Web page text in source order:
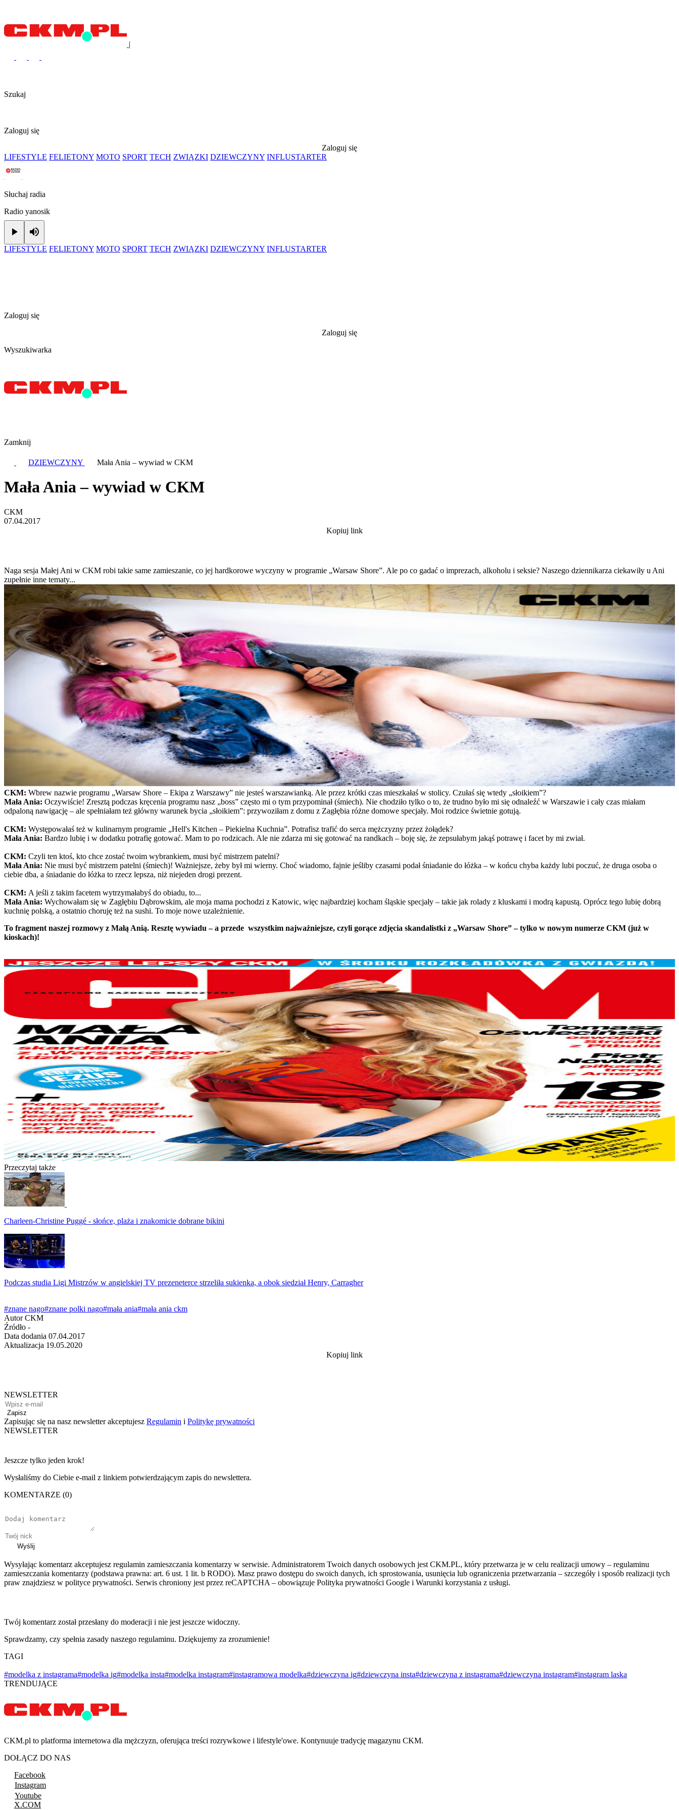
|
Szukaj
Zaloguj się
Zaloguj się
LIFESTYLE FELIETONY MOTO SPORT TECH ZWIĄZKI DZIEWCZYNY INFLUSTARTER
Słuchaj radia
Radio yanosik
Play
LIFESTYLE FELIETONY MOTO SPORT TECH ZWIĄZKI DZIEWCZYNY INFLUSTARTER
Zaloguj się
Zaloguj się
Wyszukiwarka
Zamknij
DZIEWCZYNY Mała Ania – wywiad w CKM
Mała Ania – wywiad w CKM
CKM
07.04.2017
Kopiuj link
Naga sesja Małej Ani w CKM robi takie same zamieszanie, co jej hardkorowe wyczyny w programie „Warsaw Shore”. Ale po co gadać o imprezach, alkoholu i seksie? Naszego dziennikarza ciekawiły u Ani
zupełnie inne tematy...
CKM: Wbrew nazwie programu „Warsaw Shore – Ekipa z Warszawy” nie jesteś warszawianką. Ale przez krótki czas mieszkałaś w stolicy. Czułaś się wtedy „słoikiem”?
Mała Ania: Oczywiście! Zresztą podczas kręcenia programu nasz „boss” często mi o tym przypominał (śmiech). Nie chodziło tylko o to, że trudno było mi się odnaleźć w Warszawie i cały czas miałam
odpaloną nawigację – ale spełniałam też główny warunek bycia „słoikiem”: przywoziłam z domu z Zagłębia różne domowe specjały. Moi rodzice świetnie gotują.
CKM: Występowałaś też w kulinarnym programie „Hell's Kitchen – Piekielna Kuchnia”. Potrafisz trafić do serca mężczyzny przez żołądek?
Mała Ania: Bardzo lubię i w dodatku potrafię gotować. Mam to po rodzicach. Ale nie zdarza mi się gotować na randkach – boję się, że zepsułabym jakąś potrawę i facet by mi zwiał.
CKM: Czyli ten ktoś, kto chce zostać twoim wybrankiem, musi być mistrzem patelni?
Mała Ania: Nie musi być mistrzem patelni (śmiech)! Ważniejsze, żeby był mi wierny. Choć wiadomo, fajnie jeśliby czasami podał śniadanie do łóżka – w końcu chyba każdy lubi poczuć, że druga osoba o
ciebie dba, a śniadanie do łóżka to rzecz lepsza, niż niejeden drogi prezent.
CKM: A jeśli z takim facetem wytrzymałabyś do obiadu, to...
Mała Ania: Wychowałam się w Zagłębiu Dąbrowskim, ale moja mama pochodzi z Katowic, więc najbardziej kocham śląskie specjały – takie jak rolady z kluskami i modrą kapustą. Oprócz tego lubię dobrą
kuchnię polską, a ostatnio choruję też na sushi. To moje nowe uzależnienie.
To fragment naszej rozmowy z Małą Anią. Resztę wywiadu – a przede wszystkim najważniejsze, czyli gorące zdjęcia skandalistki z „Warsaw Shore” – tylko w nowym numerze CKM (już w
kioskach)!
Przeczytaj także
Charleen-Christine Puggé - słońce, plaża i znakomicie dobrane bikini
Podczas studia Ligi Mistrzów w angielskiej TV prezeneterce strzeliła sukienka, a obok siedział Henry, Carragher
#znane nago#znane polki nago#mała ania#mała ania ckm
Autor CKM
Źródło -
Data dodania 07.04.2017
Aktualizacja 19.05.2020
Kopiuj link
NEWSLETTER
Zapisz
Zapisując się na nasz newsletter akceptujesz Regulamin i Politykę prywatności
NEWSLETTER
Jeszcze tylko jeden krok!
Wysłaliśmy do Ciebie e-mail z linkiem potwierdzającym zapis do newslettera.
KOMENTARZE (0)
Wyślij
Wysyłając komentarz akceptujesz regulamin zamieszczania komentarzy w serwisie. Administratorem Twoich danych osobowych jest CKM.PL, który przetwarza je w celu realizacji umowy – regulaminu
zamieszczania komentarzy (podstawa prawna: art. 6 ust. 1 lit. b RODO). Masz prawo dostępu do swoich danych, ich sprostowania, usunięcia lub ograniczenia przetwarzania – szczegóły i sposób realizacji tych
praw znajdziesz w polityce prywatności. Serwis chroniony jest przez reCAPTCHA – obowiązuje Polityka prywatności Google i Warunki korzystania z usługi.
Twój komentarz został przesłany do moderacji i nie jest jeszcze widoczny.
Sprawdzamy, czy spełnia zasady naszego regulaminu. Dziękujemy za zrozumienie!
TAGI
#modelka z instagrama#modelka ig#modelka insta#modelka instagram#instagramowa modelka#dziewczyna ig#dziewczyna insta#dziewczyna z instagrama#dziewczyna instagram#instagram laska
TRENDUJĄCE
CKM.pl to platforma internetowa dla mężczyzn, oferująca treści rozrywkowe i lifestyle'owe. Kontynuuje tradycję magazynu CKM.
DOŁĄCZ DO NAS
Facebook
Instagram
Youtube
X.COM